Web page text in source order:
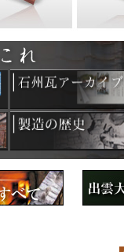
役立ちコラム」に掲載
石州瓦が結ぶ縁 第３回
石州瓦が結ぶ縁 第２回
石州瓦が結ぶ縁 第１回